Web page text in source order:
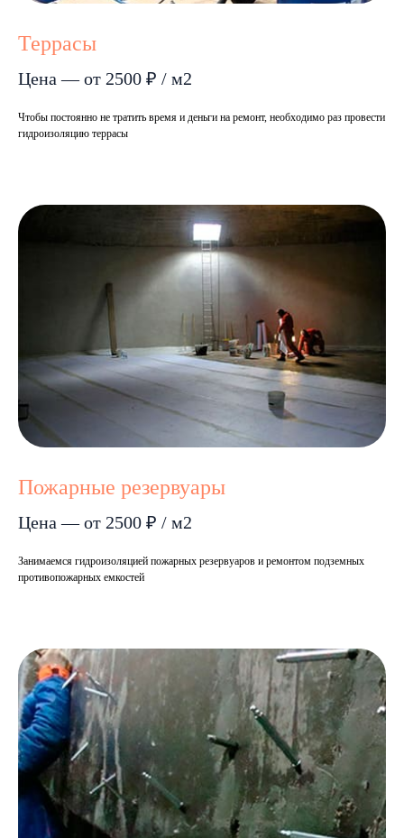
Террасы
Цена — от 2500 ₽ / м2
Чтобы постоянно не тратить время и деньги на ремонт, необходимо раз провести
гидроизоляцию террасы
Пожарные резервуары
Цена — от 2500 ₽ / м2
Занимаемся гидроизоляцией пожарных резервуаров и ремонтом подземных
противопожарных емкостей